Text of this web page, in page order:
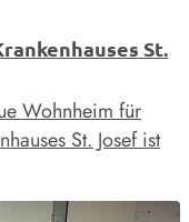
St.
Wohnheim für
St. Josef ist